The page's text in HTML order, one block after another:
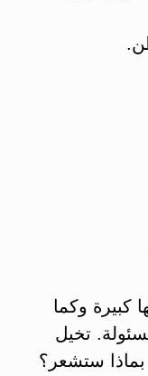
كبيرة وكما
تخيل
ستشعر؟